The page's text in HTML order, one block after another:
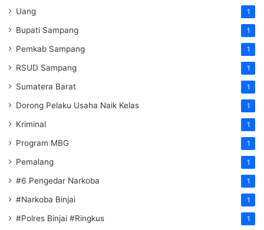
Uang 1
Bupati Sampang 1
Pemkab Sampang 1
RSUD Sampang 1
Sumatera Barat 1
Dorong Pelaku Usaha Naik Kelas 1
Kriminal 1
Program MBG 1
Pemalang 1
#6 Pengedar Narkoba 1
#Narkoba Binjai 1
#Polres Binjai #Ringkus 1